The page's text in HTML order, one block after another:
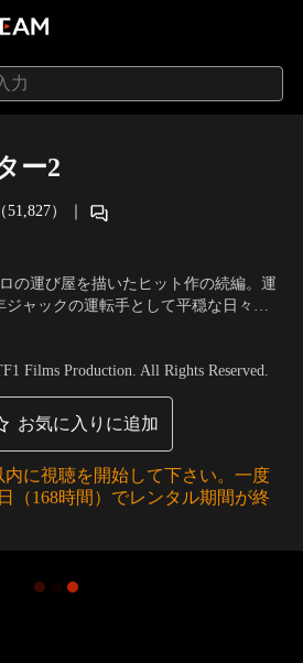
ー2
（51,827） ｜
の運び屋を描いたヒット作の続編。運
ジャックの運転手として平穏な日々を
ドでのカー・チェイスは必見。
Films Production. All Rights Reserved.
お気に入りに追加
内に視聴を開始して下さい。一度
（168時間）でレンタル期間が終